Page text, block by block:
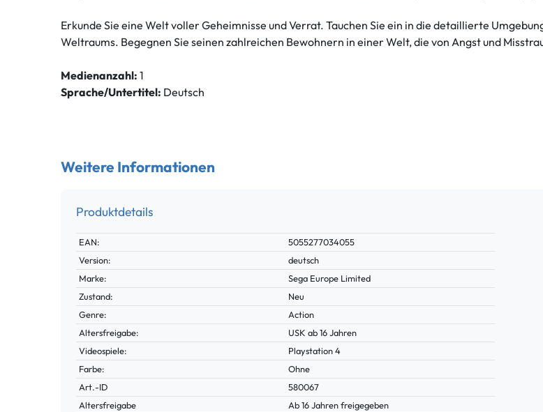
Erkunde Sie eine Welt voller Geheimnisse und Verrat. Tauchen Sie ein in die detaillierte
Weltraums. Begegnen Sie seinen zahlreichen Bewohnern in einer Welt, die von Angst und
Medienanzahl: 1
Sprache/Untertitel: Deutsch
Weitere Informationen
Produktdetails
Technisches
Merkmal
Wert
EAN:
5055277034055
Version:
deutsch
Marke:
Sega Europe Limited
Zustand:
Neu
Genre:
Action
Altersfreigabe:
USK ab 16 Jahren
Videospiele:
Playstation 4
Farbe:
Ohne
Technisches
Merkmal
Wert
Art.-ID
580067
Altersfreigabe
Ab 16 Jahren freigegeben